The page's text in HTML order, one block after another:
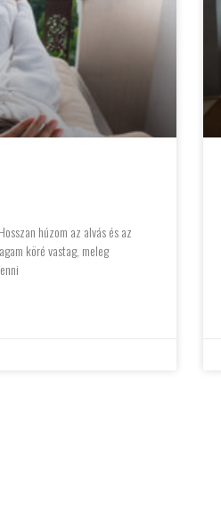
húzom az alvás és az
köré vastag, meleg